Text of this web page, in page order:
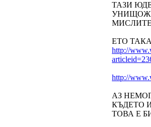
ТАЗИ
ЕТО
http://
http://
АЗ
КЪДЕТО
ТОВА Е